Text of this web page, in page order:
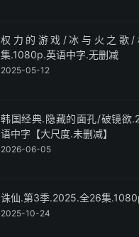
权力的游戏/冰与火之歌/
集.1080p.英语中字.无删减
2025-05-12
韩国经典.隐藏的面孔/破镜欲
语中字【大尺度.未删减】
2026-06-05
诛仙.第3季.2025.全26集
2025-10-24